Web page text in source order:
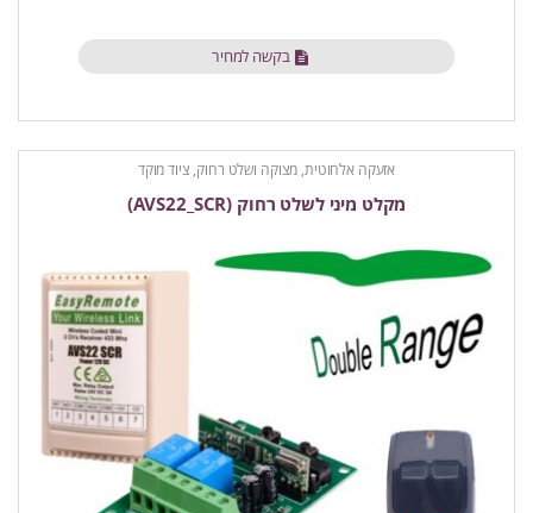
בקשה למחיר
אזעקה אלחוטית, מצוקה ושלט רחוק, ציוד מוקד
מקלט מיני לשלט רחוק (AVS22_SCR)